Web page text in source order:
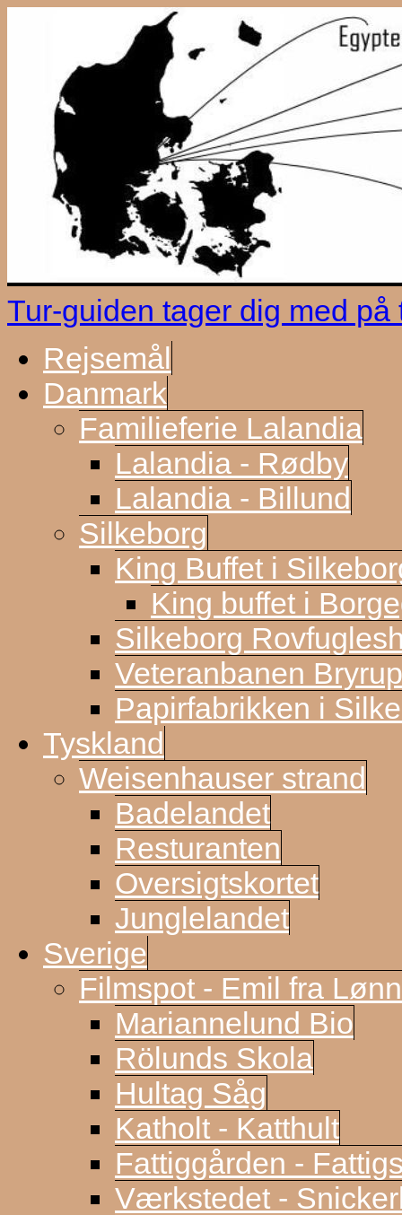
Tur-guiden tager dig med
Rejsemål
Danmark
Familieferie Lalandia
Lalandia - Rødby
Lalandia - Billund
Silkeborg
King Buffet i
King buffet i
Silkeborg
Veteranbanen
Papirfabrikken i
Tyskland
Weisenhauser strand
Badelandet
Resturanten
Oversigtskortet
Junglelandet
Sverige
Filmspot - Emil fra
Mariannelund Bio
Rölunds Skola
Hultag Såg
Katholt - Katthult
Fattiggården -
Værkstedet -